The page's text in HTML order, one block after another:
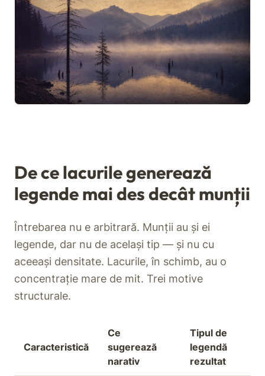
De ce lacurile generează
legende mai des decât munții
Întrebarea nu e arbitrară. Munții au și ei
legende, dar nu de același tip — și nu cu
aceeași densitate. Lacurile, în schimb, au o
concentrație mare de mit. Trei motive
structurale.
Caracteristică
Ce
sugerează
narativ
Tipul de
legendă
rezultat